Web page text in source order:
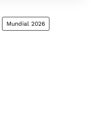
Mundial 2026